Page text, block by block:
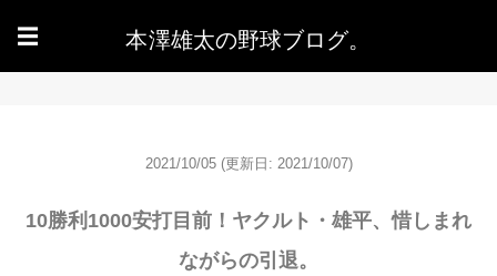
☰ 本澤雄太の野球ブログ。
2021/10/05 (更新日: 2021/10/07)
10勝利1000安打目前！ヤクルト・雄平、惜しまれ
ながらの引退。